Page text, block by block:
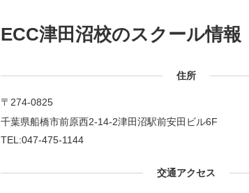
ECC津田沼校のスクール情報
住所
〒274-0825
千葉県船橋市前原西2-14-2津田沼駅前安田ビル6F
TEL:047-475-1144
交通アクセス